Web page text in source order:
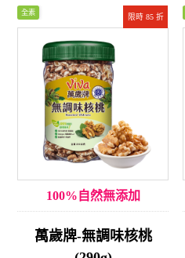
限時 85 折
全素
100%自然無添加
萬歲牌-無調味核桃